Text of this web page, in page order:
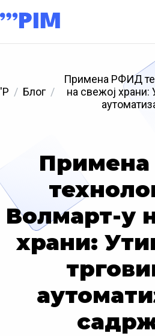
'P Блог
Примена РФИД
на свежој храни:
Волмарт-у
храни: